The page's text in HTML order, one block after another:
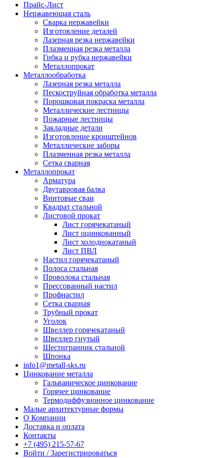
Прайс-Лист
Нержавеющая сталь
Сварка нержавейки
Изготовление деталей
Лазерная резка нержавейки
Плазменная резка металла
Гибка и рубка нержавейки
Металлопрокат
Металлообработка
Лазерная резка металла
Пескоструйная обработка металла
Порошковая покраска металла
Металлические лестницы
Пожарные лестницы
Закладные детали
Изготовление кронштейнов
Металлические заборы
Плазменная резка металла
Сетка сварная
Металлопрокат
Арматура
Двутавровая балка
Винтовые сваи
Квадрат стальной
Листовой прокат
Лист горячекатаный
Лист оцинкованный
Лист холоднокатаный
Лист ПВЛ
Настил горячекатаный
Полоса стальная
Проволока стальная
Прессованный настил
Профнастил
Сетка сварная
Трубный прокат
Уголок
Швеллер горячекатаный
Швеллер гнутый
Шестигранник стальной
Шпонка
info1@metall-sks.ru
Цинкование металла
Гальваническое цинкование
Горячее цинкование
Термодиффузионное цинкование
Малые архитектурные формы
О Компании
Доставка и оплата
Контакты
+7 (495) 215-57-67
Войти / Зарегистрироваться